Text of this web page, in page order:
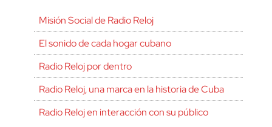
Misión Social de Radio Reloj
El sonido de cada hogar cubano
Radio Reloj por dentro
Radio Reloj, una marca en la historia de Cuba
Radio Reloj en interacción con su público